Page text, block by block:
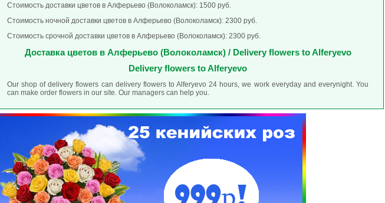
Стоимость доставки цветов в Алферьево (Волоколамск): 1500 руб.
Стоимость ночной доставки цветов в Алферьево (Волоколамск): 2300 руб.
Стоимость срочной доставки цветов в Алферьево (Волоколамск): 2300 руб.
Доставка цветов в Алферьево (Волоколамск) / Delivery flowers to Alferyevo
Delivery flowers to Alferyevo
Our shop of delivery flowers can delivery flowers to Alferyevo 24 hours, we work everyday and everynight. You
can make order flowers in our site. Our managers can help you.